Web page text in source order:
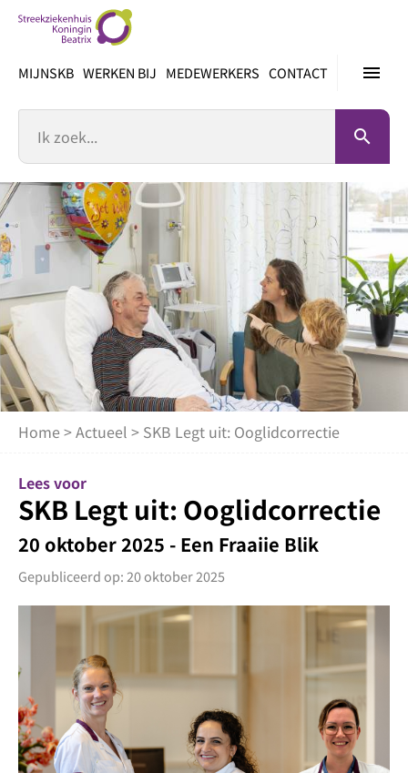
inhoud
menu
MIJNSKB WERKEN BIJ MEDEWERKERS CONTACT
search
Home >Actueel > SKB Legt uit: Ooglidcorrectie
Lees voor
SKB Legt uit: Ooglidcorrectie
20 oktober 2025 - Een Fraaiie Blik
Gepubliceerd op: 20 oktober 2025